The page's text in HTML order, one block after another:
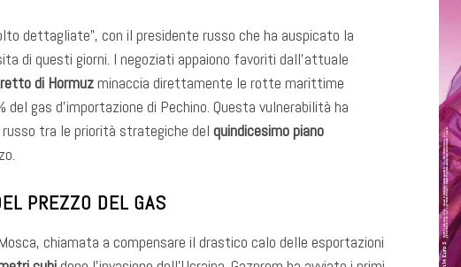
dettagliate”, con il presidente russo che ha auspicato la
di questi giorni. I negoziati appaiono favoriti dall’attuale
di Hormuzminaccia direttamente le rotte marittime
gas d’importazione di Pechino. Questa vulnerabilità ha
tra le priorità strategiche del quindicesimo piano
PREZZO DEL GAS
chiamata a compensare il drastico calo delle esportazioni